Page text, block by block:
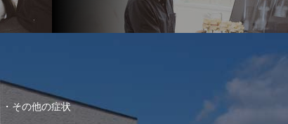
その他の症状